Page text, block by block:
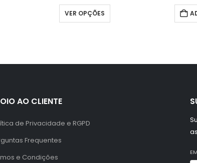
VER OPÇÕES
AO CLIENTE
de Privacidade e RGPD
Frequentes
e Condições